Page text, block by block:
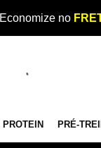
no
PROTEIN PRÉ-